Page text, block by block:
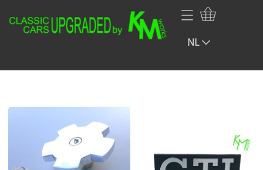
Webshop KMworks
Infopagina jalousie
Mijn account
NL